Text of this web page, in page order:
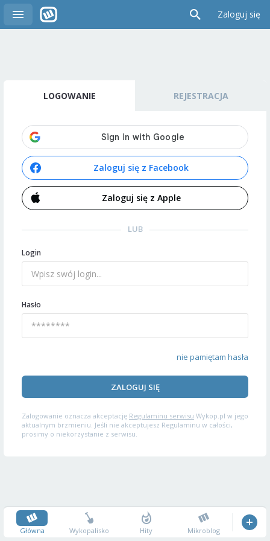
Zaloguj się
LOGOWANIE REJESTRACJA
Zaloguj się z Facebook
Zaloguj się z Apple
LUB
Login
Hasło
nie pamiętam hasła
ZALOGUJ SIĘ
Zalogowanie oznacza akceptację Regulaminu serwisu Wykop.pl w jego
aktualnym brzmieniu. Jeśli nie akceptujesz Regulaminu w całości,
prosimy o niekorzystanie z serwisu.
Główna Wykopalisko Hity Mikroblog